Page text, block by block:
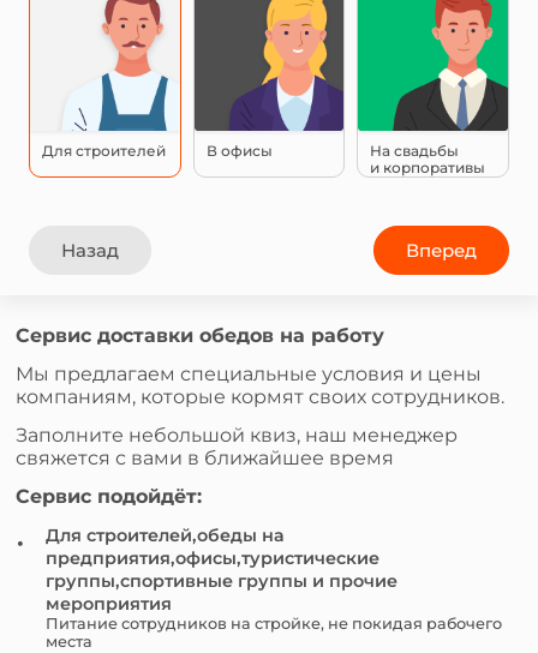
Для строителей В офисы
На свадьбы
и корпоративы
Назад Вперед
Сервис доставки обедов на работу
Мы предлагаем специальные условия и цены
компаниям, которые кормят своих сотрудников.
Заполните небольшой квиз, наш менеджер
свяжется с вами в ближайшее время
Сервис подойдёт:
Для строителей,обеды на
предприятия,офисы,туристические
группы,спортивные группы и прочие
мероприятия
Питание сотрудников на стройке, не покидая рабочего
места